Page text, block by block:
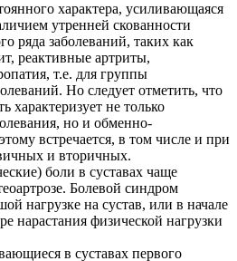
характера, усиливающаяся
утренней скованности
ряда заболеваний, таких как
реактивные артриты,
т.е. для группы
Но следует отметить, что
характеризует не только
но и обменно-
встречается, в том числе и при
и вторичных.
боли в суставах чаще
Болевой синдром
нагрузке на сустав, или в начале
нарастания физической нагрузки
в суставах первого